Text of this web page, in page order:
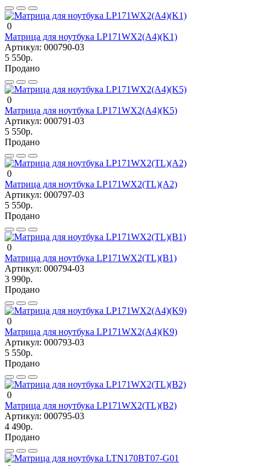
0
Матрица для ноутбука LP171WX2(A4)(K1)
Артикул: 000790-03
5 550р.
Продано
0
Матрица для ноутбука LP171WX2(A4)(K5)
Артикул: 000791-03
5 550р.
Продано
0
Матрица для ноутбука LP171WX2(TL)(A2)
Артикул: 000797-03
5 550р.
Продано
0
Матрица для ноутбука LP171WX2(TL)(B1)
Артикул: 000794-03
3 990р.
Продано
0
Матрица для ноутбука LP171WX2(A4)(K9)
Артикул: 000793-03
5 550р.
Продано
0
Матрица для ноутбука LP171WX2(TL)(B2)
Артикул: 000795-03
4 490р.
Продано